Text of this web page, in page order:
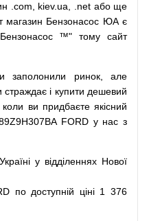
.com kiev.ua .net або ще
магазин Бензонасос ЮА є
Бензонасос ™" тому
сайт
заполонили ринок,
але
страждає і купити дешевий
коли ви придбаєте якісний
FORD у нас з
Україні у відділеннях Нової
по доступній ціні 1 376